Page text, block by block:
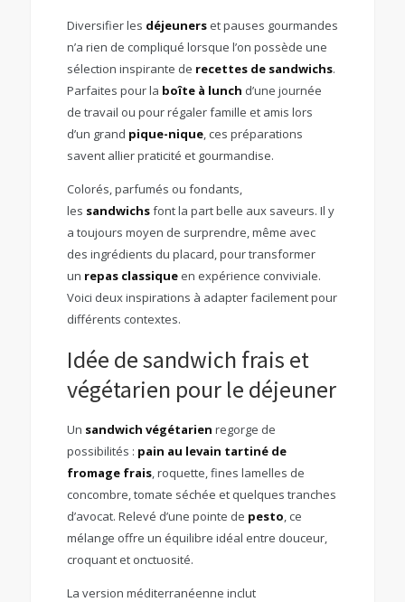
Diversifier les déjeunerset pauses gourmandes
n’a rien de compliqué lorsque l’on possède une
sélection inspirante de recettes de sandwichs.
Parfaites pour la boîte à lunch d’une journée
de travail ou pour régaler famille et amis lors
d’un grand pique-nique, ces préparations
savent allier praticité et gourmandise.
Colorés, parfumés ou fondants,
les sandwichsfont la part belle aux saveurs. Il y
a toujours moyen de surprendre, même avec
des ingrédients du placard, pour transformer
un repas classiqueen expérience conviviale.
Voici deux inspirations à adapter facilement pour
différents contextes.
Idée de sandwich frais et
végétarien pour le déjeuner
Un sandwich végétarien regorge de
possibilités : pain au levain tartiné de
fromage frais, roquette, fines lamelles de
concombre, tomate séchée et quelques tranches
d’avocat. Relevé d’une pointe de pesto , ce
mélange offre un équilibre idéal entre douceur,
croquant et onctuosité.
La version méditerranéenne inclut